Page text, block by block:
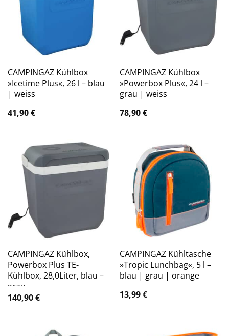
CAMPINGAZ Kühlbox
»Icetime Plus«, 26 l – blau
| weiss
41,90€
CAMPINGAZ Kühlbox
»Powerbox Plus«, 24 l –
grau | weiss
78,90€
CAMPINGAZ Kühlbox,
Powerbox Plus TE-
Kühlbox, 28,0Liter, blau –
grau
140,90€
CAMPINGAZ Kühltasche
»Tropic Lunchbag«, 5 l –
blau | grau | orange
13,99€